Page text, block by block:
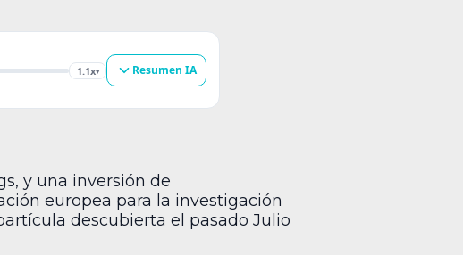
1.1x▾ Resumen IA
y una inversión de
europea para la investigación
descubierta el pasado Julio